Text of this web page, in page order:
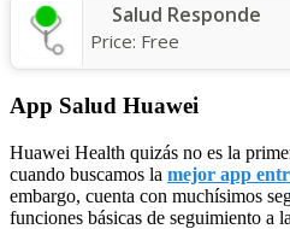
Salud Responde
Price: Free
App Salud Huawei
Huawei Health quizás no es la
cuando buscamos la mejor app
embargo, cuenta con muchísimos
funciones básicas de seguimiento a